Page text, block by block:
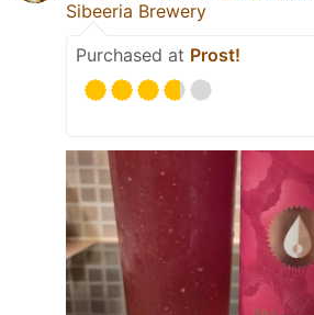
Sibeeria Brewery
Purchased at Prost!